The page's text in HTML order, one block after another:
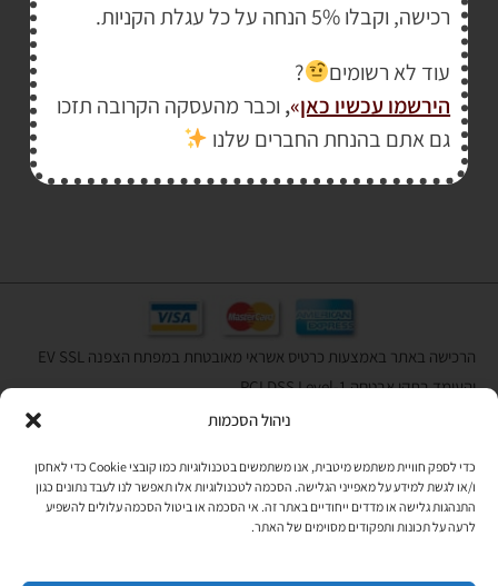
ניהול הסכמות
כדי לספק חוויית משתמש מיטבית, אנו משתמשים בטכנולוגיות כמו קובצי Cookie כדי לאחסן
ו/או לגשת למידע על מאפייני הגלישה. הסכמה לטכנולוגיות אלו תאפשר לנו לעבד נתונים כגון
התנהגות גלישה או מדדים ייחודיים באתר זה. אי הסכמה או ביטול הסכמה עלולים להשפיע
לרעה על תכונות ותפקודים מסוימים של האתר.
₪64.00
הרכישה באתר באמצעות כרטיס אשראי מאובטחת במפתח הצפנה EV SSL
והעומד בתקן אבטחה PCI DSS Level-1
לתקנון האתר»
תהיו בקשר
רכישה, וקבלו 5% הנחה על כל עגלת הקניות.
עוד לא רשומים
?
הירשמו עכשיו כאן»
, וכבר מהעסקה הקרובה תזכו
גם אתם בהנחת החברים שלנו